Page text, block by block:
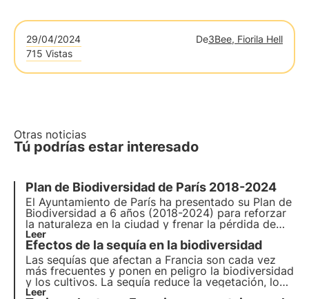
29/04/2024 De3Bee, Fiorila Hell
715 Vistas
Otras noticias
Tú podrías estar interesado
Plan de Biodiversidad de París 2018-2024
El Ayuntamiento de París ha presentado su Plan de
Biodiversidad a 6 años (2018-2024) para reforzar
la naturaleza en la ciudad y frenar la pérdida de
biodiversidad. En este artículo se describen las
distintas acciones llevadas a cabo en el marco de
este Plan de Biodiversidad.
Leer
Efectos de la sequía en la biodiversidad
Las sequías que afectan a Francia son cada vez
más frecuentes y ponen en peligro la biodiversidad
y los cultivos. La sequía reduce la vegetación, lo
que se traduce en menos recursos de néctar para
Leer